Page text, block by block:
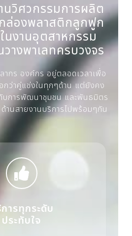
นวิศวกรรมการผลิต
ล่องพลาสติกลูกฟูก
งานอุตสาหกรรม
วางพาเลทครบวงจร
กร องค์กร อยู่ตลอดเวลาเพื่อ
กว่าคู่แข่งในทุกๆด้าน แต่ยังคง
บการพัฒนาชุมชน และพันธมิตร
านสายงานบริการไปพร้อมๆกัน
ารทุกระดับ
ประทับใจ